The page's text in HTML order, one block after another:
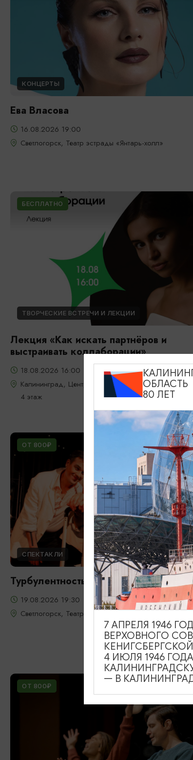
КОНЦЕРТЫ
Ева Власова
16.08.2026 19:00
Светлогорск, Театр эстрады «Янтарь-холл»
БЕСПЛАТНО
ТВОРЧЕСКИЕ ВСТРЕЧИ И ЛЕКЦИИ
Лекция «Как искать партнёров и
выстраивать коллаборации»
18.08.2026 16:00
Калининград, Центра «Мой бизнес»: ул. Уральская,
4 этаж
ОТ 800₽
СПЕКТАКЛИ
Турбулентность
19.08.2026 19:30
Светлогорск, Театр эстрады «Янтарь-холл»
ОТ 800₽
ОБЛАСТЬ
80 ЛЕТ
7 АПРЕЛЯ 1946
ВЕРХОВНОГО
4 ИЮЛЯ 1946
— В